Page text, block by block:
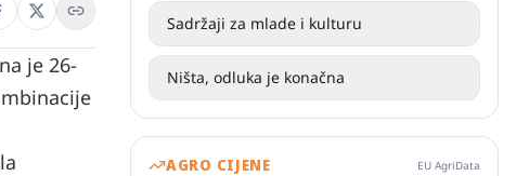
je 26-
Sadržaji za mlade i kulturu
Ništa, odluka je konačna
AGRO CIJENE EU AgriData